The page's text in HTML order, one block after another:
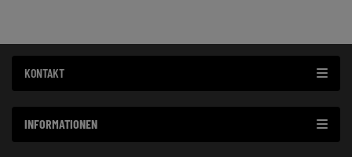
KONTAKT
INFORMATIONEN